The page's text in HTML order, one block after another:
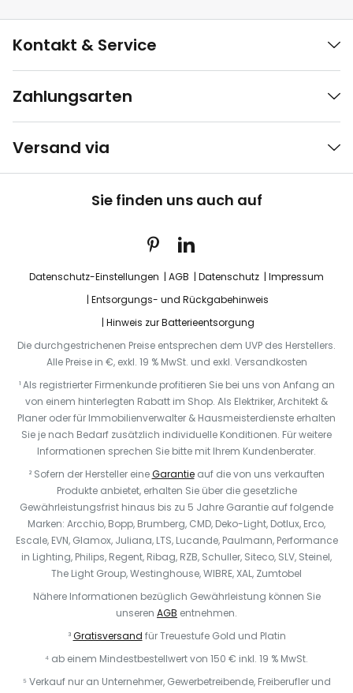
Kontakt & Service
Zahlungsarten
Versand via
Sie finden uns auch auf
Datenschutz-Einstellungen AGB Datenschutz
Impressum
Entsorgungs- und Rückgabehinweis
Hinweis zur Batterieentsorgung
Die durchgestrichenen Preise entsprechen dem UVP des Herstellers.
Alle Preise in €, exkl. 19 % MwSt. und exkl. Versandkosten
¹ Als registrierter Firmenkunde profitieren Sie bei uns von Anfang an
von einem hinterlegten Rabatt im Shop. Als Elektriker, Architekt &
Planer oder für Immobilienverwalter & Hausmeisterdienste erhalten
Sie je nach Bedarf zusätzlich individuelle Konditionen. Für weitere
Informationen sprechen Sie bitte mit Ihrem Kundenberater.
² Sofern der Hersteller eineGarantieauf die von uns verkauften
Produkte anbietet, erhalten Sie über die gesetzliche
Gewährleistungsfrist hinaus bis zu 5 Jahre Garantie auf folgende
Marken: Arcchio, Bopp, Brumberg, CMD, Deko-Light, Dotlux, Erco,
Escale, EVN, Glamox, Juliana, LTS, Lucande, Paulmann, Performance
in Lighting, Philips, Regent, Ribag, RZB, Schuller, Siteco, SLV, Steinel,
The Light Group, Westinghouse, WIBRE, XAL, Zumtobel
Nähere Informationen bezüglich Gewährleistung können Sie
unseren AGB entnehmen.
³Gratisversand für Treuestufe Gold und Platin
⁴ ab einem Mindestbestellwert von 150 € inkl. 19 % MwSt.
⁵ Verkauf nur an Unternehmer, Gewerbetreibende, Freiberufler und